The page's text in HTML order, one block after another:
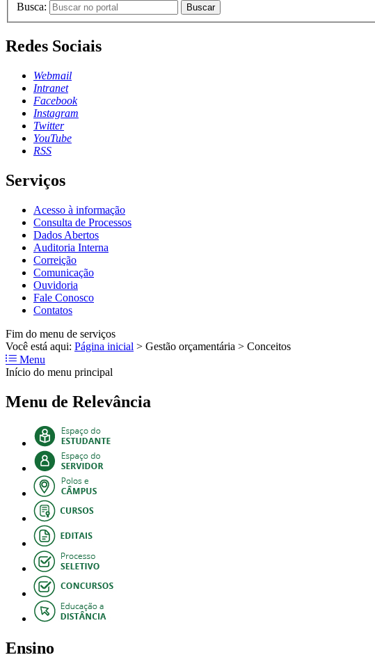
Busca: Buscar
Redes Sociais
Webmail
Intranet
Facebook
Instagram
Twitter
YouTube
RSS
Serviços
Acesso à informação
Consulta de Processos
Dados Abertos
Auditoria Interna
Correição
Comunicação
Ouvidoria
Fale Conosco
Contatos
Fim do menu de serviços
Você está aqui: Página inicial > Gestão orçamentária > Conceitos
Menu
Início do menu principal
Menu de Relevância
Ensino